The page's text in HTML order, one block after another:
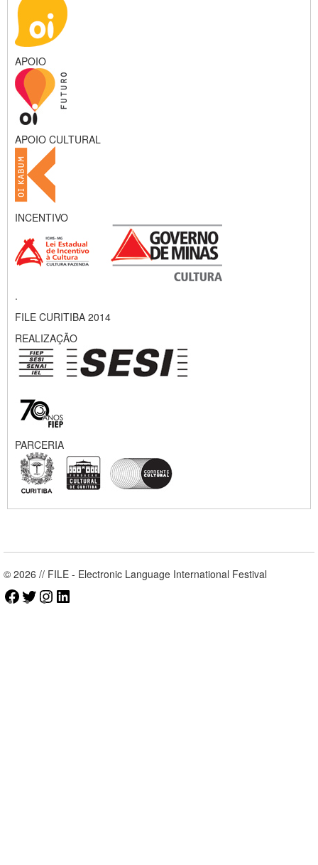
APOIO
APOIO CULTURAL
INCENTIVO
.
FILE CURITIBA 2014
REALIZAÇÃO
PARCERIA
© 2026 // FILE - Electronic Language International Festival
Facebook
TwitterInstagram